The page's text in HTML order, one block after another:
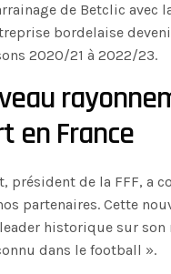
de Betclic avec
bordelaise
2020/21 à 2022/23.
en France
président de la FFF, a
partenaires. Cette
historique sur son
dans le football ».